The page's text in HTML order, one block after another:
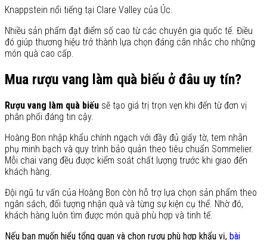
Knappstein nổi tiếng tại Clare Valley của Úc.
Nhiều sản phẩm đạt điểm số cao từ các chuyên gia quốc tế. Điều
đó giúp thương hiệu trở thành lựa chọn đáng cân nhắc cho những
món quà cao cấp.
Mua rượu vang làm quà biếu ở đâu uy tín?
Rượu vang làm quà biếu sẽ tạo giá trị trọn vẹn khi đến từ đơn vị
phân phối đáng tin cậy.
Hoàng Bon nhập khẩu chính ngạch với đầy đủ giấy tờ, tem nhãn
phụ minh bạch và quy trình bảo quản theo tiêu chuẩn Sommelier.
Mỗi chai vang đều được kiểm soát chất lượng trước khi giao đến
khách hàng.
Đội ngũ tư vấn của Hoàng Bon còn hỗ trợ lựa chọn sản phẩm theo
ngân sách, đối tượng nhận quà và từng sự kiện cụ thể. Nhờ đó,
khách hàng luôn tìm được món quà phù hợp và tinh tế.
Nếu bạn muốn hiểu tổng quan và chọn rượu phù hợp khẩu vị, bài